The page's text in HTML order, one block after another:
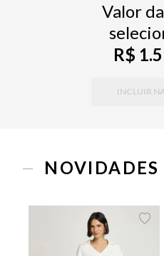
Valor
R$
INCLUIR
NOVIDADES